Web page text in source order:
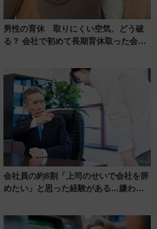
男性の育休 取りにくい空気、どう破
る？ 会社で初めて長期育休取った会社
会社員の約8割「上司のせいで会社を辞
めたい」と思った経験がある…嫌われ